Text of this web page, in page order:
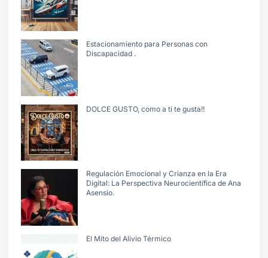
Estacionamiento para Personas con
Discapacidad .
DOLCE GUSTO, como a ti te gusta!!
Regulación Emocional y Crianza en la Era
Digital: La Perspectiva Neurocientífica de Ana
Asensio.
El Mito del Alivio Térmico